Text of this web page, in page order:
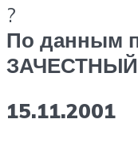
?
По данным
15.11.2001